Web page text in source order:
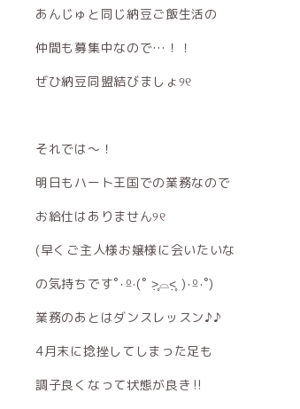
あんじゅと同じ納豆ご飯生活の
仲間も募集中なので…！！
ぜひ納豆同盟結びましょ୨୧
それでは〜！
明日もハート王国での業務なので
お給仕はありません୨୧
(早くご主人様お嬢様に会いたいな
の気持ちです˚‧º·(˚ ˃̣̣̥⌓︎˂̣̣̥ )‧º·˚)
業務のあとはダンスレッスン♪♪
4月末に捻挫してしまった足も
調子良くなって状態が良き‼︎